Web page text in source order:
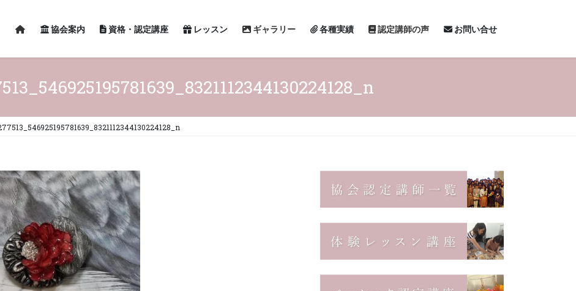
協会案内 資格・認定講座 レッスン ギャラリー 各種実績 認定講師の声 お問い合せ